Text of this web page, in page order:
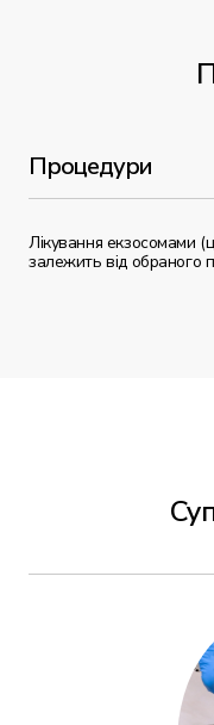
Процедури
Лікування екзосомами
залежить від обраного